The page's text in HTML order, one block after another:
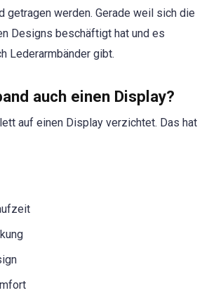
getragen werden. Gerade weil sich die
Designs beschäftigt hat und es
Lederarmbänder gibt.
auch einen Display?
auf einen Display verzichtet. Das hat